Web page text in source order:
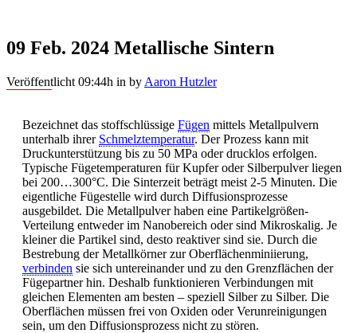
09 Feb. 2024 Metallische Sintern
Veröffentlicht 09:44h in by Aaron Hutzler
Bezeichnet das stoffschlüssige Fügen mittels Metallpulvern
unterhalb ihrer Schmelztemperatur. Der Prozess kann mit
Druckunterstützung bis zu 50 MPa oder drucklos erfolgen.
Typische Fügetemperaturen für Kupfer oder Silberpulver liegen
bei 200…300°C. Die Sinterzeit beträgt meist 2-5 Minuten. Die
eigentliche Fügestelle wird durch Diffusionsprozesse
ausgebildet. Die Metallpulver haben eine Partikelgrößen-
Verteilung entweder im Nanobereich oder sind Mikroskalig. Je
kleiner die Partikel sind, desto reaktiver sind sie. Durch die
Bestrebung der Metallkörner zur Oberflächenminiierung,
verbinden sie sich untereinander und zu den Grenzflächen der
Fügepartner hin. Deshalb funktionieren Verbindungen mit
gleichen Elementen am besten – speziell Silber zu Silber. Die
Oberflächen müssen frei von Oxiden oder Verunreinigungen
sein, um den Diffusionsprozess nicht zu stören.